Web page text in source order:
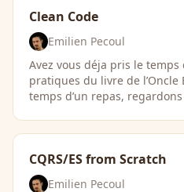
Clean Code
Emilien Pecoul
Avez vous déja pris le
pratiques du livre de l’Oncle
temps d’un repas,
CQRS/ES from Scratch
Emilien Pecoul